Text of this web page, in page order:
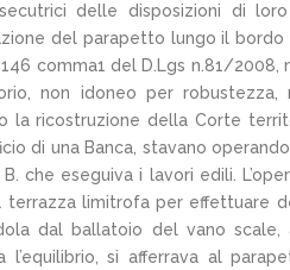
delle disposizioni di
del parapetto lungo il bordo
146 comma1 del D.Lgs n.81/
non idoneo per robustezza,
la ricostruzione della Corte
di una Banca, stavano
che eseguiva i lavori edili.
terrazza limitrofa per effettuare
dal ballatoio del vano
l’equilibrio, si afferrava al